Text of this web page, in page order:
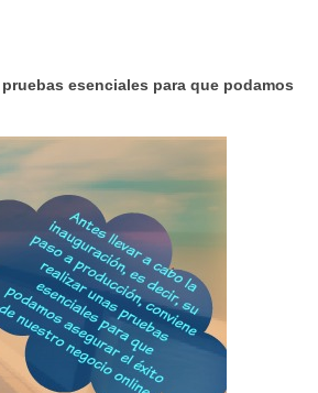
pruebas esenciales para que podamos